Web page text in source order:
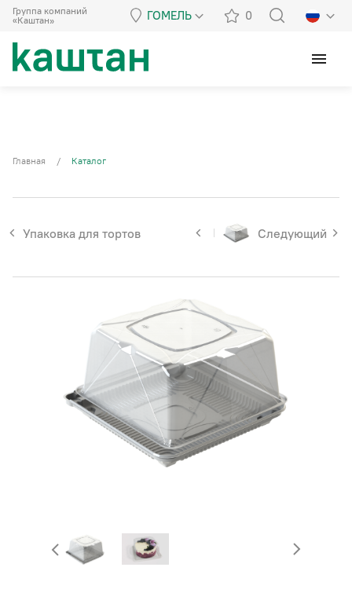
Группа компаний
«Каштан»
ГОМЕЛЬ 0
menu
Главная / Каталог
Упаковка для тортов Следующий